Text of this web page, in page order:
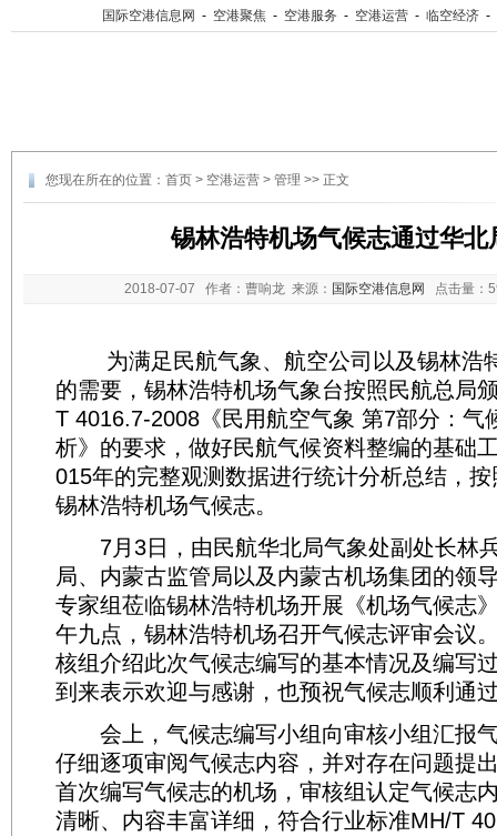
国际空港信息网 - 空港聚焦 - 空港服务 - 空港运营 - 临空经济 -
您现在所在的位置： 首页 > 空港运营 > 管理 >> 正文
锡林浩特机场气候志通过华北
2018-07-07 作者：曹响龙 来源： 国际空港信息网 点击量：
为满足民航气象、航空公司以及锡林浩
的需要，锡林浩特机场气象台按照民航总局
T 4016.7-2008《民用航空气象 第7部分：气
析》的要求，做好民航气候资料整编的基础
015年的完整观测数据进行统计分析总结，
锡林浩特机场气候志。
7月3日，由民航华北局气象处副处长林
局、内蒙古监管局以及内蒙古机场集团的领
专家组莅临锡林浩特机场开展《机场气候志
午九点，锡林浩特机场召开气候志评审会议
核组介绍此次气候志编写的基本情况及编写
到来表示欢迎与感谢，也预祝气候志顺利通
会上，气候志编写小组向审核小组汇报
仔细逐项审阅气候志内容，并对存在问题提
首次编写气候志的机场，审核组认定气候志
清晰、内容丰富详细，符合行业标准MH/T